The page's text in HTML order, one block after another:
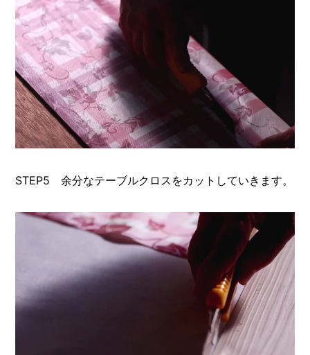
STEP5 余分なテーブルクロスをカットしていきます。